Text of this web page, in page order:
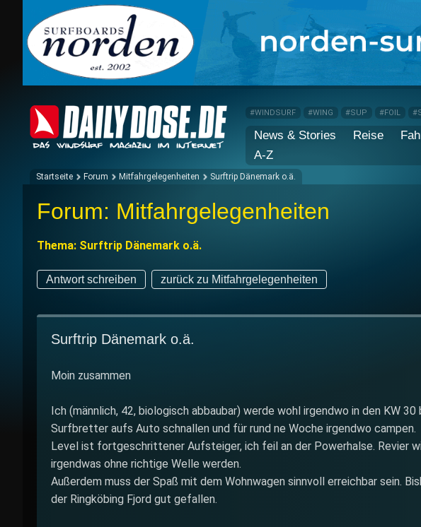
#WINDSURF #WING #SUP #FOIL
News & Stories Reise
A-Z
Startseite Forum Mitfahrgelegenheiten Surftrip Dänemark o.ä.
Forum: Mitfahrgelegenheiten
Thema: Surftrip Dänemark o.ä.
Antwort schreiben zurück zu Mitfahrgelegenheiten
Surftrip Dänemark o.ä.
Moin zusammen
Ich (männlich, 42, biologisch abbaubar) werde wohl irgendwo in den KW 30
Surfbretter aufs Auto schnallen und für rund ne Woche irgendwo campen.
Level ist fortgeschrittener Aufsteiger, ich feil an der Powerhalse. Revier
irgendwas ohne richtige Welle werden.
Außerdem muss der Spaß mit dem Wohnwagen sinnvoll erreichbar sein.
der Ringköbing Fjord gut gefallen.